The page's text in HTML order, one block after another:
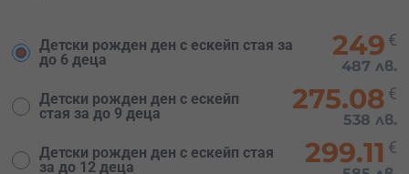
Детски рожден ден с ескейп стая за
до 6 деца
249 €
487 лв.
Детски рожден ден с ескейп
стая за до 9 деца
275.08 €
538 лв.
Детски рожден ден с ескейп стая
за до 12 деца
299.11 €